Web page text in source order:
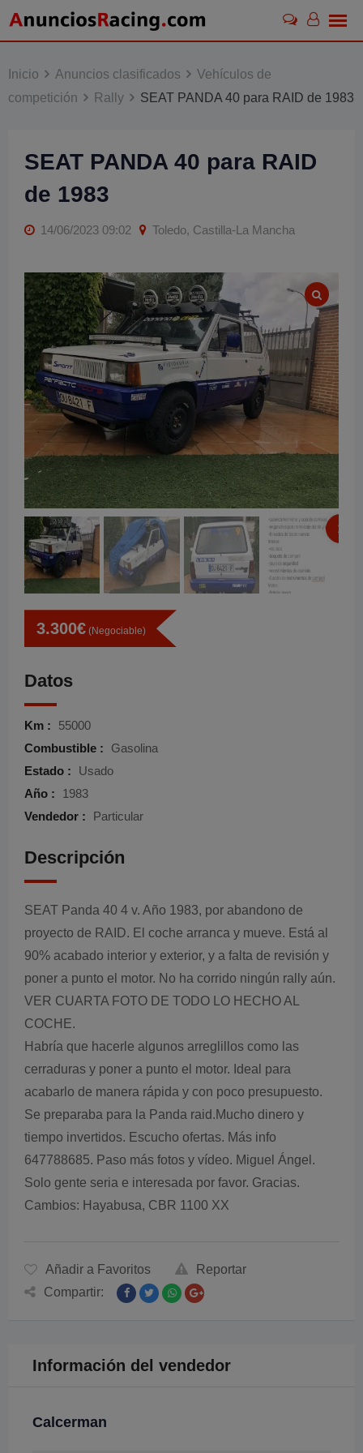
Skip
Inicio
Anuncios clasificados
Vehículos de
competición
Rally SEAT PANDA 40 para RAID de 1983
SEAT PANDA 40 para RAID
de 1983
14/06/2023 09:02 Toledo, Castilla-La Mancha
3.300€ (Negociable)
Datos
Km :
55000
Combustible :
Gasolina
Estado :
Usado
Año :
1983
Vendedor :
Particular
Descripción
SEAT Panda 40 4 v. Año 1983, por abandono de
proyecto de RAID. El coche arranca y mueve. Está al
90% acabado interior y exterior, y a falta de revisión y
poner a punto el motor. No ha corrido ningún rally aún.
VER CUARTA FOTO DE TODO LO HECHO AL
COCHE.
Habría que hacerle algunos arreglillos como las
cerraduras y poner a punto el motor. Ideal para
acabarlo de manera rápida y con poco presupuesto.
Se preparaba para la Panda raid.Mucho dinero y
tiempo invertidos. Escucho ofertas. Más info
647788685. Paso más fotos y vídeo. Miguel Ángel.
Solo gente seria e interesada por favor. Gracias.
Cambios: Hayabusa, CBR 1100 XX
Añadir a Favoritos
Reportar
Compartir:
Información del vendedor
Calcerman